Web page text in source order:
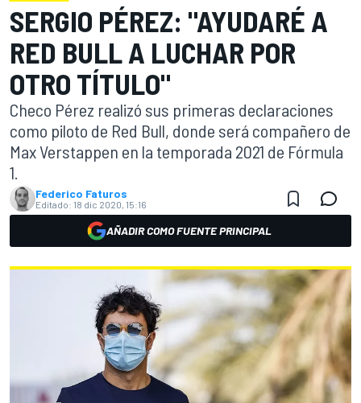
SERGIO PÉREZ: "AYUDARÉ A
RED BULL A LUCHAR POR
OTRO TÍTULO"
Checo Pérez realizó sus primeras declaraciones
como piloto de Red Bull, donde será compañero de
Max Verstappen en la temporada 2021 de Fórmula
1.
Federico Faturos
Editado: 18 dic 2020, 15:16
AÑADIR COMO FUENTE PRINCIPAL